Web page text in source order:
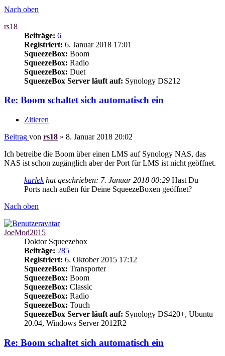
Nach oben
rs18
Beiträge: 6
Registriert: 6. Januar 2018 17:01
SqueezeBox: Boom
SqueezeBox: Radio
SqueezeBox: Duet
SqueezeBox Server läuft auf: Synology DS212
Re: Boom schaltet sich automatisch ein
Zitieren
Beitrag von rs18 » 8. Januar 2018 20:02
Ich betreibe die Boom über einen LMS auf Synology NAS, das
NAS ist schon zugänglich aber der Port für LMS ist nicht geöffnet.
karlekhat geschrieben: 7. Januar 2018 00:29 Hast Du
Ports nach außen für Deine SqueezeBoxen geöffnet?
Nach oben
JoeMod2015
Doktor Squeezebox
Beiträge: 285
Registriert: 6. Oktober 2015 17:12
SqueezeBox: Transporter
SqueezeBox: Boom
SqueezeBox: Classic
SqueezeBox: Radio
SqueezeBox: Touch
SqueezeBox Server läuft auf: Synology DS420+, Ubuntu
20.04, Windows Server 2012R2
Re: Boom schaltet sich automatisch ein